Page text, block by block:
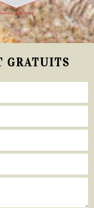
GRATUITS